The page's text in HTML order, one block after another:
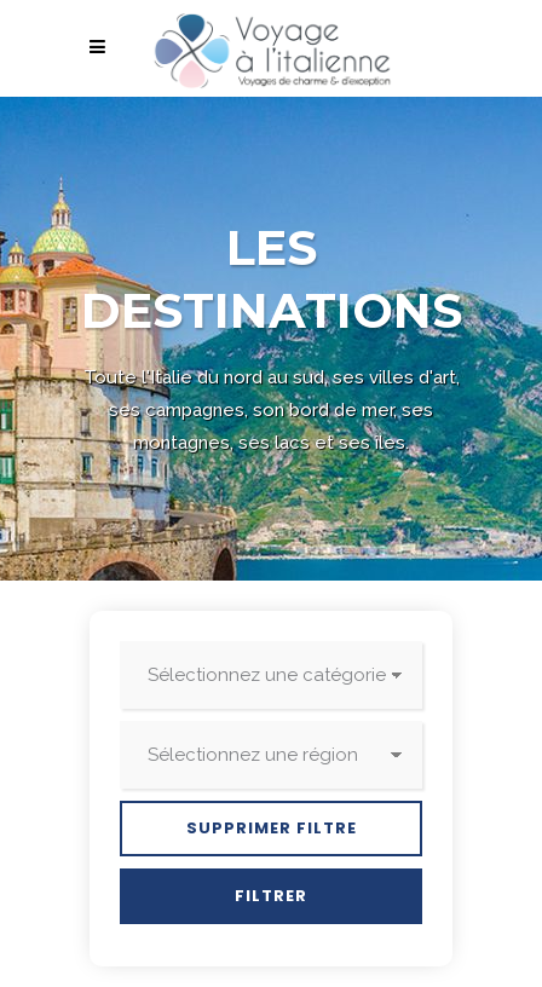
LES
DESTINATIONS
Toute l'Italie du nord au sud, ses villes d'art,
ses campagnes, son bord de mer, ses
montagnes, ses lacs et ses îles.